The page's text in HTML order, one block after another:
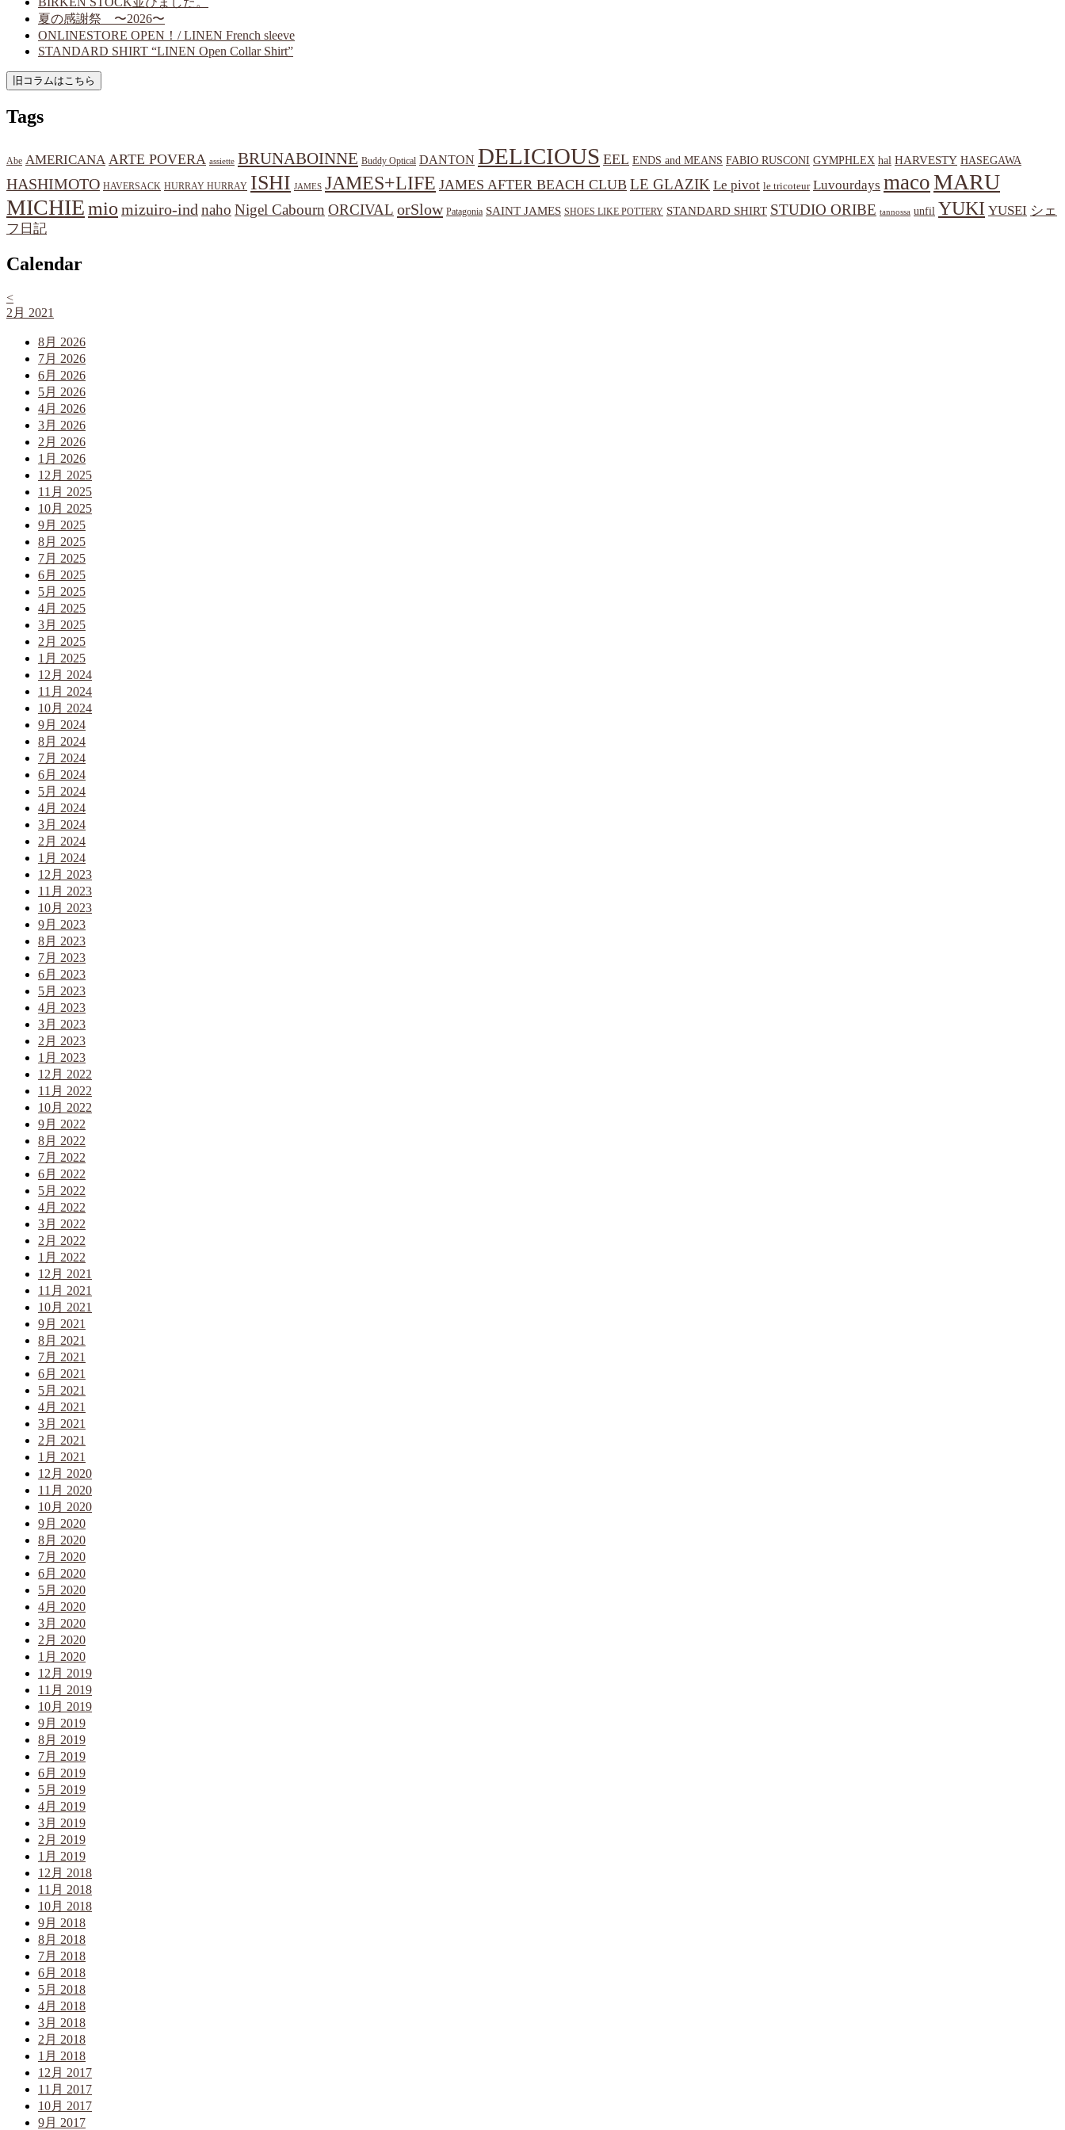
夏の感謝祭 〜2026〜
ONLINESTORE OPEN！/ LINEN French sleeve
STANDARD SHIRT “LINEN Open Collar Shirt”
Tags
Abe AMERICANA ARTE POVERA assiette BRUNABOINNE Buddy Optical DANTON DELICIOUS EEL ENDS and MEANS FABIO RUSCONI GYMPHLEX hal HARVESTY HASEGAWA
HASHIMOTO HAVERSACK HURRAY HURRAY ISHI JAMES JAMES+LIFE JAMES AFTER BEACH CLUB LE GLAZIK Le pivot le tricoteur Luvourdays macoMARU
MICHIEmio mizuiro-ind naho Nigel Cabourn ORCIVAL orSlow Patagonia SAINT JAMES SHOES LIKE POTTERY STANDARD SHIRT STUDIO ORIBE tannossa unfil YUKI YUSEI シェ
フ日記
Calendar
<
2月 2021
8月 2026
7月 2026
6月 2026
5月 2026
4月 2026
3月 2026
2月 2026
1月 2026
12月 2025
11月 2025
10月 2025
9月 2025
8月 2025
7月 2025
6月 2025
5月 2025
4月 2025
3月 2025
2月 2025
1月 2025
12月 2024
11月 2024
10月 2024
9月 2024
8月 2024
7月 2024
6月 2024
5月 2024
4月 2024
3月 2024
2月 2024
1月 2024
12月 2023
11月 2023
10月 2023
9月 2023
8月 2023
7月 2023
6月 2023
5月 2023
4月 2023
3月 2023
2月 2023
1月 2023
12月 2022
11月 2022
10月 2022
9月 2022
8月 2022
7月 2022
6月 2022
5月 2022
4月 2022
3月 2022
2月 2022
1月 2022
12月 2021
11月 2021
10月 2021
9月 2021
8月 2021
7月 2021
6月 2021
5月 2021
4月 2021
3月 2021
2月 2021
1月 2021
12月 2020
11月 2020
10月 2020
9月 2020
8月 2020
7月 2020
6月 2020
5月 2020
4月 2020
3月 2020
2月 2020
1月 2020
12月 2019
11月 2019
10月 2019
9月 2019
8月 2019
7月 2019
6月 2019
5月 2019
4月 2019
3月 2019
2月 2019
1月 2019
12月 2018
11月 2018
10月 2018
9月 2018
8月 2018
7月 2018
6月 2018
5月 2018
4月 2018
3月 2018
2月 2018
1月 2018
12月 2017
11月 2017
10月 2017
9月 2017